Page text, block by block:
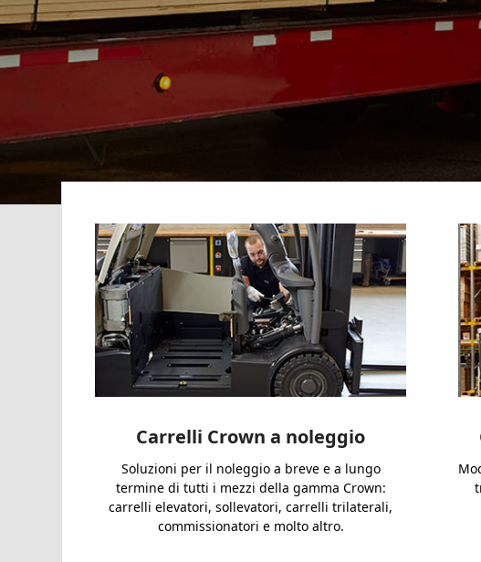
Carrelli Crown a noleggio
Soluzioni per il noleggio a breve e a lungo
termine di tutti i mezzi della gamma Crown:
carrelli elevatori, sollevatori, carrelli trilaterali,
commissionatori e molto altro.